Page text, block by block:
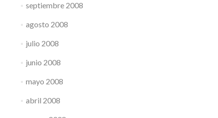
septiembre 2008
agosto 2008
julio 2008
junio 2008
mayo 2008
abril 2008